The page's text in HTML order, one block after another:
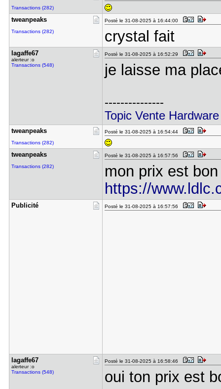
Transactions (282)
tweanpeaks
Transactions (282)
Posté le 31-08-2025 à 16:44:00
crystal fait
lagaffe67
alerteur :o
Transactions (548)
Posté le 31-08-2025 à 16:52:29
je laisse ma
---------------
Topic Vente Hardware
tweanpeaks
Transactions (282)
Posté le 31-08-2025 à 16:54:44
tweanpeaks
Transactions (282)
Posté le 31-08-2025 à 16:57:56
mon prix est
https://
Publicité Posté le 31-08-2025 à 16:57:56
lagaffe67
alerteur :o
Transactions (548)
Posté le 31-08-2025 à 16:58:46
oui ton prix est